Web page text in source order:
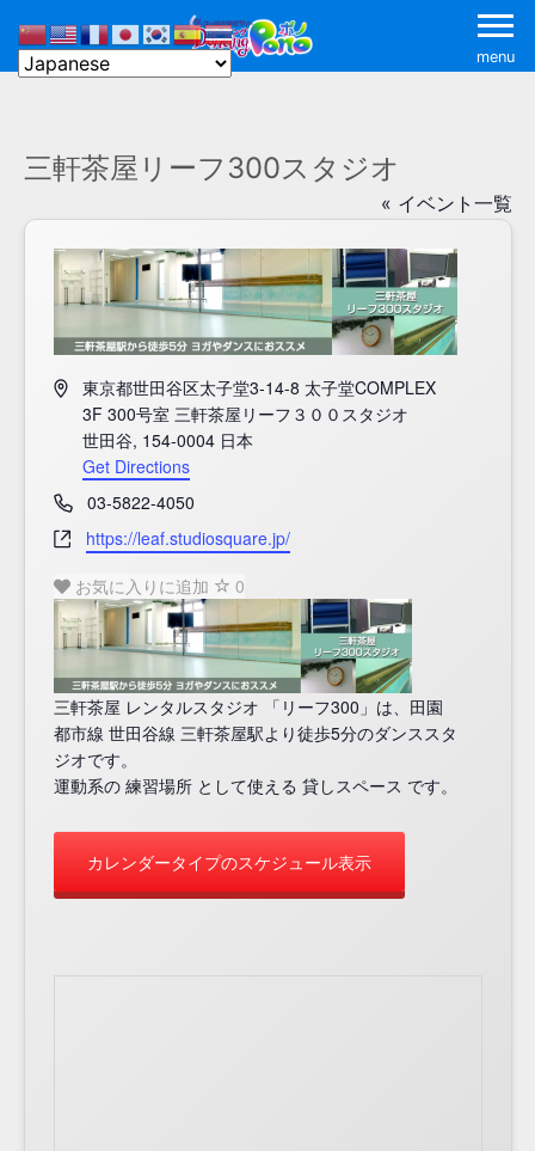
menu
三軒茶屋リーフ300スタジオ
« イベント一覧
Address東京都世田谷区太子堂3-14-8 太子堂COMPLEX
3F 300号室 三軒茶屋リーフ３００スタジオ
世田谷, 154-0004 日本
Get Directions
Phone03-5822-4050
Websitehttps://leaf.studiosquare.jp/
お気に入りに追加
0
三軒茶屋 レンタルスタジオ 「リーフ300」は、田園
都市線 世田谷線 三軒茶屋駅より徒歩5分のダンススタ
ジオです。
運動系の 練習場所 として使える 貸しスペース です。
カレンダータイプのスケジュール表示